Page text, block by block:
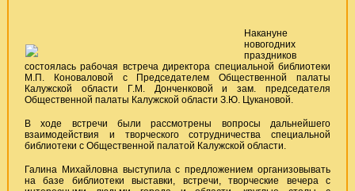
Накануне
новогодних
праздников
состоялась рабочая встреча директора специальной библиотеки
М.П. Коноваловой с Председателем Общественной палаты
Калужской области Г.М. Донченковой и зам. председателя
Общественной палаты Калужской области З.Ю. Цукановой.
В ходе встречи были рассмотрены вопросы дальнейшего
взаимодействия и творческого сотрудничества специальной
библиотеки с Общественной палатой Калужской области.
Галина Михайловна выступила с предложением организовывать
на базе библиотеки выставки, встречи, творческие вечера с